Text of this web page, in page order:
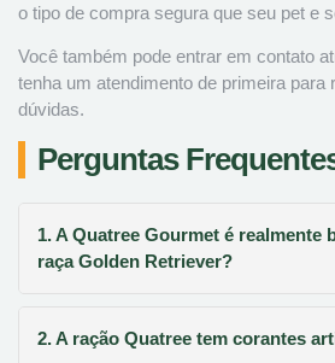
o tipo de compra segura que seu pet e
Você também pode entrar em contato
tenha um atendimento de primeira para
dúvidas.
Perguntas
1. A Quatree Gourmet é realmente
raça Golden Retriever?
2. A ração Quatree tem corantes